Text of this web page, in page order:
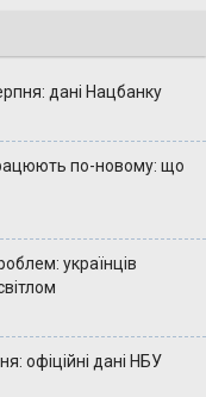
дані Нацбанку
по-новому: що
українців
офіційні дані НБУ